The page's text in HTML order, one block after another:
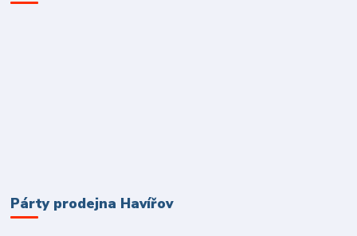
Párty prodejna Havířov